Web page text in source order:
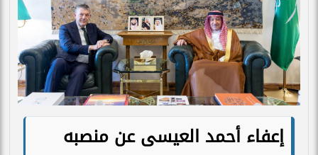
إعفاء أحمد العيسى عن منصبه